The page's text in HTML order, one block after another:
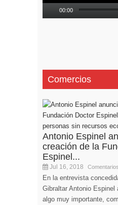
00:00
Comercios
Antonio Espinel
creación de la
Espinel...
Jul 16, 2018
En la entrevista
Gibraltar Antonio Espinel
algo muy importante,